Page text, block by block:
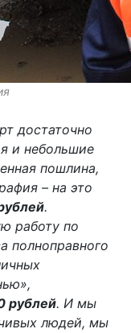
достаточно
и небольшие
пошлина,
– на это
.
работу по
полноправного
рублей. И мы
людей, мы